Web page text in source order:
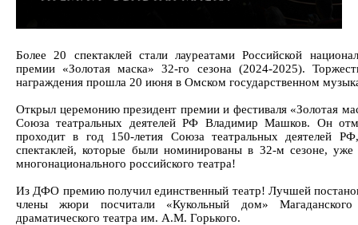
Более 20 спектаклей стали лауреатами Российской
премии «Золотая маска» 32-го сезона (2024-2025).
награждения прошла 20 июня в Омском государственном
Открыл церемонию президент премии и фестиваля «Золотая
Союза театральных деятелей РФ Владимир Машков. Он
проходит в год 150-летия Союза театральных деятелей
спектаклей, которые были номинированы в 32-м сезоне,
многонационального российского театра!
Из ДФО премию получил единственный театр! Лучшей
члены жюри посчитали «Кукольный дом»
драматического театра им. А.М. Горького.